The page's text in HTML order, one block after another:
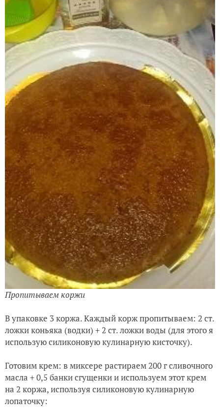
Пропитываем коржи
В упаковке 3 коржа. Каждый корж пропитываем: 2 ст.
ложки коньяка (водки) + 2 ст. ложки воды (для этого я
использую силиконовую кулинарную кисточку).
Готовим крем: в миксере растираем 200 г сливочного
масла + 0,5 банки сгущенки и используем этот крем
на 2 коржа, используя силиконовую кулинарную
лопаточку: